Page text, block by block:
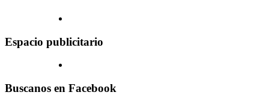
Espacio publicitario
Buscanos en Facebook